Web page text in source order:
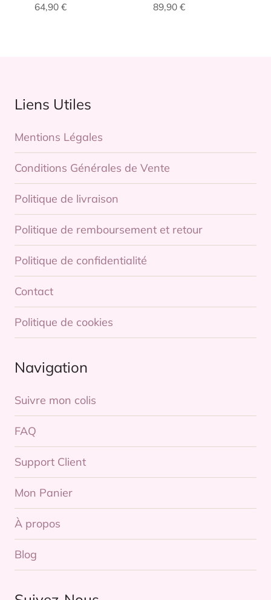
64,90 € 89,90 €
Liens Utiles
Mentions Légales
Conditions Générales de Vente
Politique de livraison
Politique de remboursement et retour
Politique de confidentialité
Contact
Politique de cookies
Navigation
Suivre mon colis
FAQ
Support Client
Mon Panier
À propos
Blog